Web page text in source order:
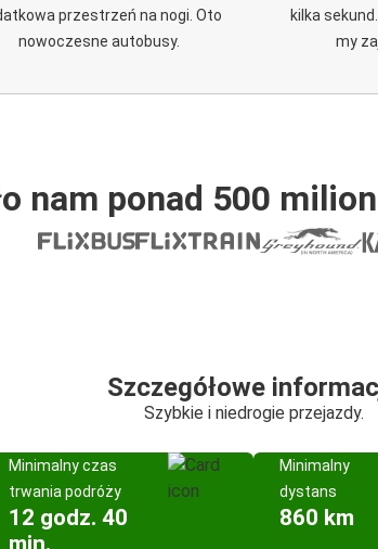
przestrzeń na nogi. Oto
nowoczesne autobusy.
kilka
my
nam ponad 500
Szczegółowe
Szybkie i niedrogie przejazdy.
Minimalny czas
trwania podróży
12 godz. 40
min.
Minimalny
dystans
860 km